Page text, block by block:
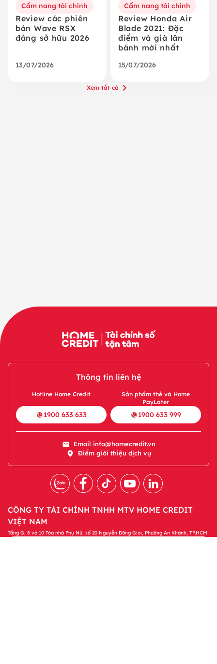
Cẩm nang tài chính
Review các phiên
bản Wave RSX
đáng sở hữu 2026
13/07/2026
Cẩm nang tài chính
Review Honda Air
Blade 2021: Đặc
điểm và giá lăn
bánh mới nhất
15/07/2026
Xem tất cả
Thông tin liên hệ
Hotline Home Credit
1900 633 633
Sản phẩm thẻ và Home
PayLater
1900 633 999
Email info@homecredit.vn
Điểm giới thiệu dịch vụ
CÔNG TY TÀI CHÍNH TNHH MTV HOME CREDIT
VIỆT NAM
Tầng G, 8 và 10 Tòa nhà Phụ Nữ, số 20 Nguyễn Đăng Giai, Phường An Khánh, TP.HCM